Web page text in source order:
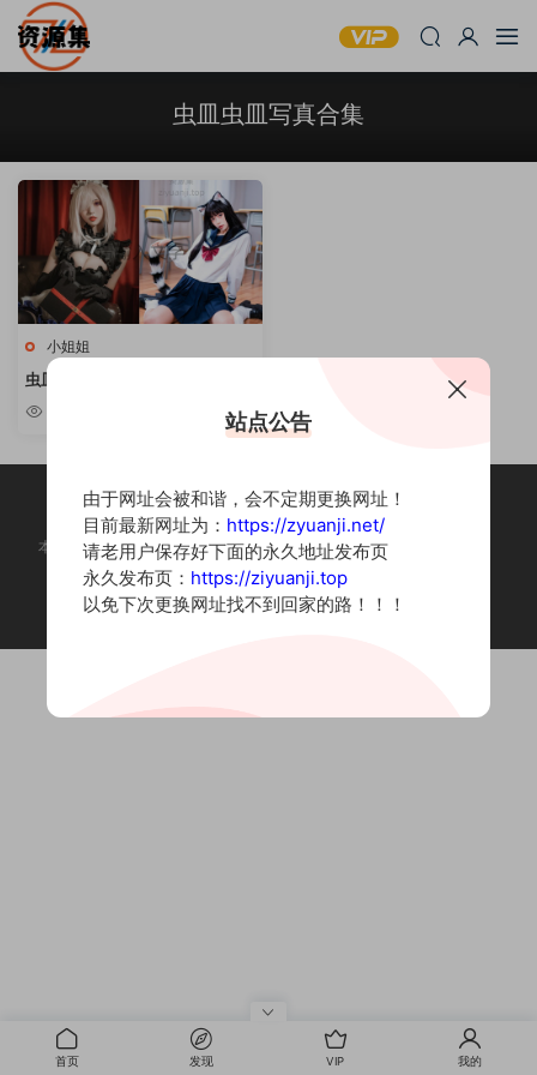
虫皿虫皿写真合集
小姐姐
虫皿虫皿 – COSPLAY写真合集
[持续更新]
本站为摄影写真图片网站，内容来自网络收集整理，仅作个人学习使用。
如有违法内容请联系删除
Copyright © 2022 资源集
首页 发现 VIP 我的
站点公告
由于网址会被和谐，会不定期更换网址！
目前最新网址为： https://zyuanji.net/
请老用户保存好下面的永久地址发布页
永久发布页： https://ziyuanji.top
以免下次更换网址找不到回家的路！！！